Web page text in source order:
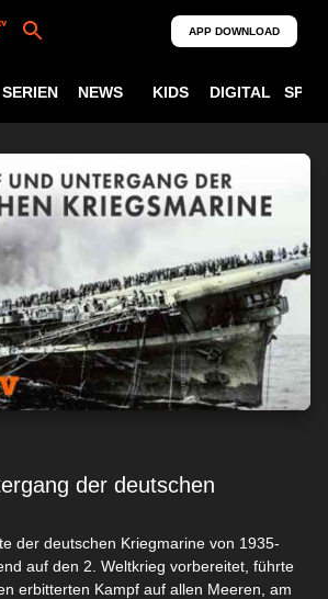
APP DOWNLOAD
SERIEN NEWS KIDS DIGITAL
der deutschen
der deutschen Kriegmarine von 1935-
auf den 2. Weltkrieg vorbereitet, führte
erbitterten Kampf auf allen Meeren, am